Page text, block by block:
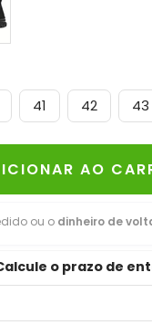
41 42 43
AO
ou o dinheiro de
o prazo de